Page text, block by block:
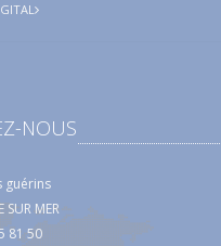
NOUS
guérins
SUR MER
81 50